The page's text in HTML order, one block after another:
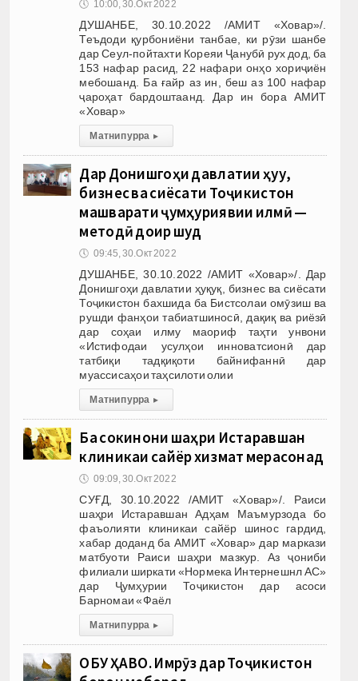
🕔 10:00, 30.Окт 2022
ДУШАНБЕ, 30.10.2022 /АМИТ «Ховар»/.
Теъдоди қурбониёни танбае, ки рӯзи шанбе
дар Сеул-пойтахти Кореяи Ҷанубӣ рух дод, ба
153 нафар расид, 22 нафари онҳо хориҷиён
мебошанд. Ба ғайр аз ин, беш аз 100 нафар
ҷароҳат бардоштаанд. Дар ин бора АМИТ
«Ховар»
Матни пурра ▸
Дар Донишгоҳи давлатии ҳуқуқ,
бизнес ва сиёсати Тоҷикистон
машварати ҷумҳуриявии илмӣ —
методӣ доир шуд
🕔 09:45, 30.Окт 2022
ДУШАНБЕ, 30.10.2022 /АМИТ «Ховар»/. Дар
Донишгоҳи давлатии ҳуқуқ, бизнес ва сиёсати
Тоҷикистон бахшида ба Бистсолаи омӯзиш ва
рушди фанҳои табиатшиносӣ, дақиқ ва риёзӣ
дар соҳаи илму маориф таҳти унвони
«Истифодаи усулҳои инноватсионӣ дар
татбиқи тадқиқоти байнифаннӣ дар
муассисаҳои таҳсилоти олии
Матни пурра ▸
Ба сокинони шаҳри Истаравшан
клиникаи сайёр хизмат мерасонад
🕔 09:09, 30.Окт 2022
СУҒД, 30.10.2022 /АМИТ «Ховар»/. Раиси
шаҳри Истаравшан Адҳам Маъмурзода бо
фаъолияти клиникаи сайёр шинос гардид,
хабар доданд ба АМИТ «Ховар» дар маркази
матбуоти Раиси шаҳри мазкур. Аз ҷониби
филиали ширкати «Нормека Интернешнл AС»
дар Ҷумҳурии Тоҷикистон дар асоси
Барномаи «Фаёл
Матни пурра ▸
ОБУ ҲАВО. Имрӯз дар Тоҷикистон